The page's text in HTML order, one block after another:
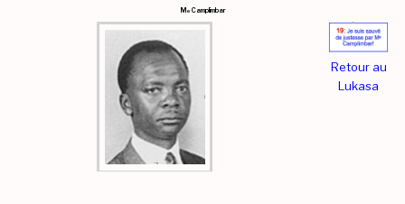
M eCamplimbar
Retour au
Lukasa